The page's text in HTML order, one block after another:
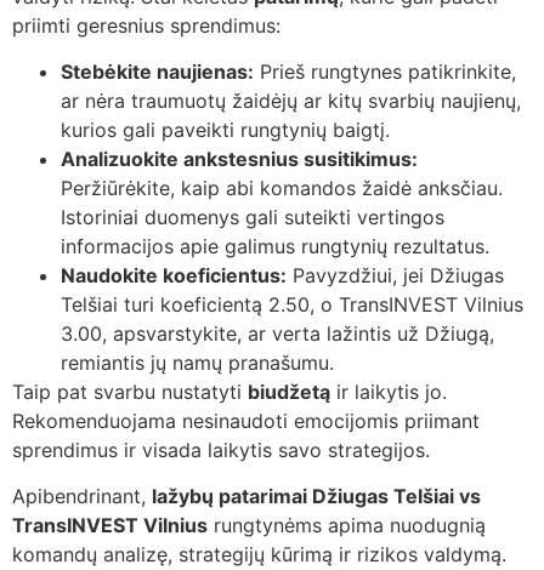
priimti geresnius sprendimus:
Stebėkite naujienas: Prieš rungtynes patikrinkite,
ar nėra traumuotų žaidėjų ar kitų svarbių naujienų,
kurios gali paveikti rungtynių baigtį.
Analizuokite ankstesnius susitikimus:
Peržiūrėkite, kaip abi komandos žaidė anksčiau.
Istoriniai duomenys gali suteikti vertingos
informacijos apie galimus rungtynių rezultatus.
Naudokite koeficientus: Pavyzdžiui, jei Džiugas
Telšiai turi koeficientą 2.50, o TransINVEST Vilnius
3.00, apsvarstykite, ar verta lažintis už Džiugą,
remiantis jų namų pranašumu.
Taip pat svarbu nustatyti biudžetą ir laikytis jo.
Rekomenduojama nesinaudoti emocijomis priimant
sprendimus ir visada laikytis savo strategijos.
Apibendrinant, lažybų patarimai Džiugas Telšiai vs
TransINVEST Vilnius rungtynėms apima nuodugnią
komandų analizę, strategijų kūrimą ir rizikos valdymą.